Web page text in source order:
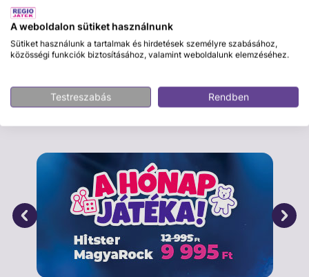
A weboldalon sütiket használnunk
Sütiket használunk a tartalmak és hirdetések személyre szabásához,
közösségi funkciók biztosításához, valamint weboldalunk elemzéséhez.
Testreszabás Rendben